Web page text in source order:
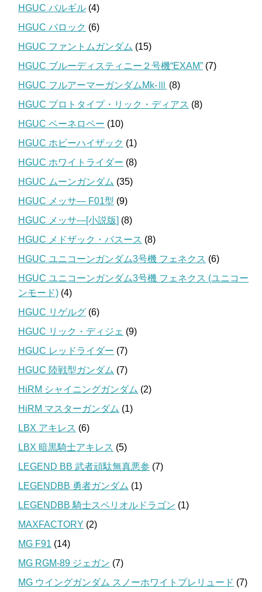
HGUC バルギル (4)
HGUC バロック (6)
HGUC ファントムガンダム (15)
HGUC ブルーディスティニー２号機“EXAM” (7)
HGUC フルアーマーガンダムMk-Ⅲ (8)
HGUC プロトタイプ・リック・ディアス (8)
HGUC ペーネロペー (10)
HGUC ホビーハイザック (1)
HGUC ホワイトライダー (8)
HGUC ムーンガンダム (35)
HGUC メッサ― F01型 (9)
HGUC メッサ―[小説版] (8)
HGUC メドザック・バスース (8)
HGUC ユニコーンガンダム3号機 フェネクス (6)
HGUC ユニコーンガンダム3号機 フェネクス (ユニコー
ンモード) (4)
HGUC リゲルグ (6)
HGUC リック・ディジェ (9)
HGUC レッドライダー (7)
HGUC 陸戦型ガンダム (7)
HiRM シャイニングガンダム (2)
HiRM マスターガンダム (1)
LBX アキレス (6)
LBX 暗黒騎士アキレス (5)
LEGEND BB 武者頑駄無真悪参 (7)
LEGENDBB 勇者ガンダム (1)
LEGENDBB 騎士スペリオルドラゴン (1)
MAXFACTORY (2)
MG F91 (14)
MG RGM-89 ジェガン (7)
MG ウイングガンダム スノーホワイトプレリュード (7)